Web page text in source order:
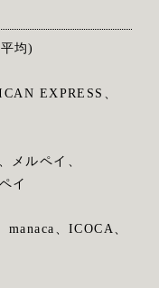
均)
EXPRESS、
メルペイ、
イ
、ICOCA、